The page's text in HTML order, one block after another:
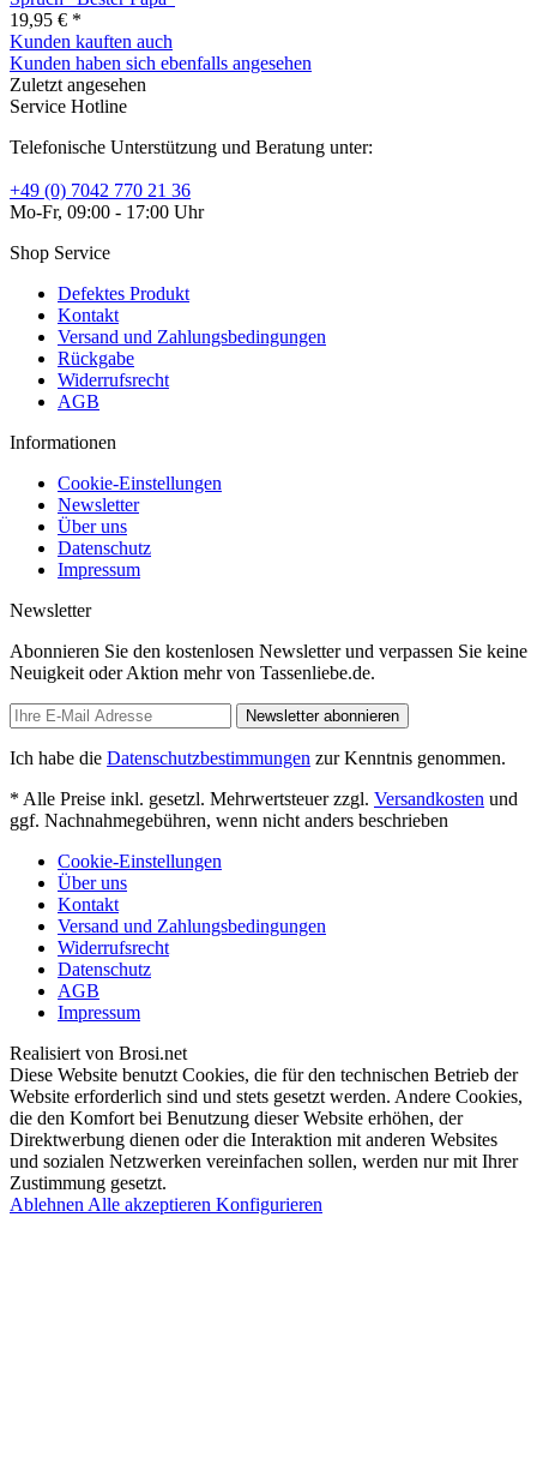
19,95 € *
Kunden kauften auch
Kunden haben sich ebenfalls angesehen
Zuletzt angesehen
Service Hotline
Telefonische Unterstützung und Beratung unter:
+49 (0) 7042 770 21 36
Mo-Fr, 09:00 - 17:00 Uhr
Shop Service
Defektes Produkt
Kontakt
Versand und Zahlungsbedingungen
Rückgabe
Widerrufsrecht
AGB
Informationen
Cookie-Einstellungen
Newsletter
Über uns
Datenschutz
Impressum
Newsletter
Abonnieren Sie den kostenlosen Newsletter und verpassen Sie keine
Neuigkeit oder Aktion mehr von Tassenliebe.de.
Newsletter abonnieren
Ich habe die Datenschutzbestimmungen zur Kenntnis genommen.
* Alle Preise inkl. gesetzl. Mehrwertsteuer zzgl. Versandkosten und
ggf. Nachnahmegebühren, wenn nicht anders beschrieben
Cookie-Einstellungen
Über uns
Kontakt
Versand und Zahlungsbedingungen
Widerrufsrecht
Datenschutz
AGB
Impressum
Realisiert von Brosi.net
Diese Website benutzt Cookies, die für den technischen Betrieb der
Website erforderlich sind und stets gesetzt werden. Andere Cookies,
die den Komfort bei Benutzung dieser Website erhöhen, der
Direktwerbung dienen oder die Interaktion mit anderen Websites
und sozialen Netzwerken vereinfachen sollen, werden nur mit Ihrer
Zustimmung gesetzt.
Ablehnen Alle akzeptieren Konfigurieren